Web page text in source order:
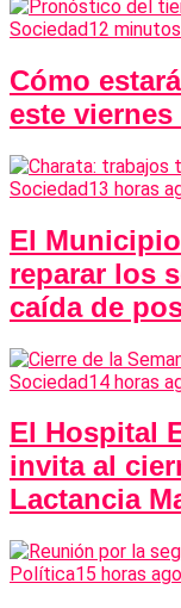
Sociedad12
Cómo
este
Sociedad13 horas
El
reparar los
caída de
Sociedad14 horas
El Hospital
invita al
Lactancia
Política15 horas ago